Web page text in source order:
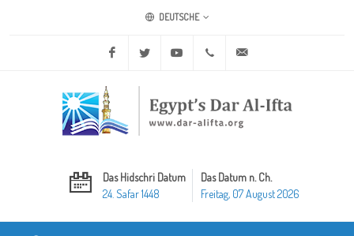
DEUTSCHE
Facebook Twitter Youtube +20 2 25970400
Das Hidschri Datum
24. Safar 1448
Das Datum n. Ch.
Freitag, 07 August 2026